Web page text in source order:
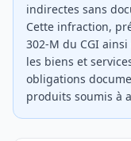
indirectes sans
Cette infraction,
302-M du CGI
les biens et
obligations
produits soumis à